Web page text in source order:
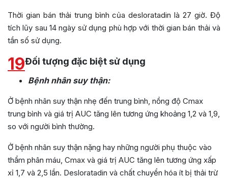
Thời gian bán thải trung bình của desloratadin là 27 giờ. Độ
tích lũy sau 14 ngày sử dụng phù hợp với thời gian bán thải và
tần số sử dụng.
19Đối tượng đặc biệt sử dụng
Bệnh nhân suy thận:
Ở bệnh nhân suy thận nhẹ đến trung bình, nồng độ Cmax
trung bình và giá trị AUC tăng lên tương ứng khoảng 1,2 và 1,9,
so với người bình thường.
Ở bệnh nhân suy thận nặng hay những người phụ thuộc vào
thẩm phân máu, Cmax và giá trị AUC tăng lên tương ứng xấp
xỉ 1,7 và 2,5 lần. Desloratadin và chất chuyển hóa ít bị thải trừ